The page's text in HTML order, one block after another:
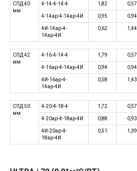
СПД 40
мм
4-14-4-14-4 1,82 0,57
4-14ар-4-14ар-4И 0,95 0,94
4И-14ар-4-
14ар-4И
0,62 1,44
СПД 42
мм
4-16-4-14-4 1,79 0,57
4-16ар-4-14ар-4И 0,94 0,94
4И-16ар-4-
14ар-4И
0,58 1,43
СПД 50
мм
4-20-4-18-4 1,72 0,57
4-20ар-4-18ар-4И 0,88 0,93
4И-20ар-4-
18ар-4И
0,51 1,39